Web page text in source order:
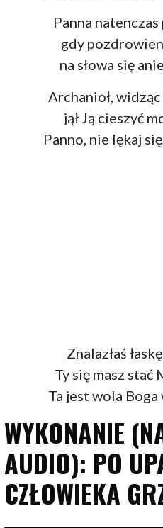
Panna natenczas
gdy
na słowa się
Archanioł,
jął Ją cieszyć
Panno, nie lękaj
Znalazłaś
Ty się masz stać
Ta jest wola
WYKONANIE
AUDIO): PO
CZŁOWIEKA